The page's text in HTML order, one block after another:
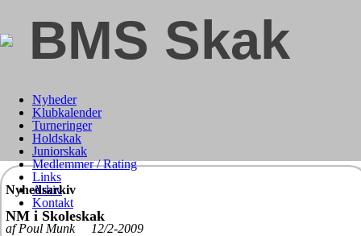
BMS Skak
Nyheder
Klubkalender
Turneringer
Holdskak
Juniorskak
Medlemmer / Rating
Links
Arkiv
Kontakt
Nyhedsarkiv
NM i Skoleskak
af Poul Munk 12/2-2009